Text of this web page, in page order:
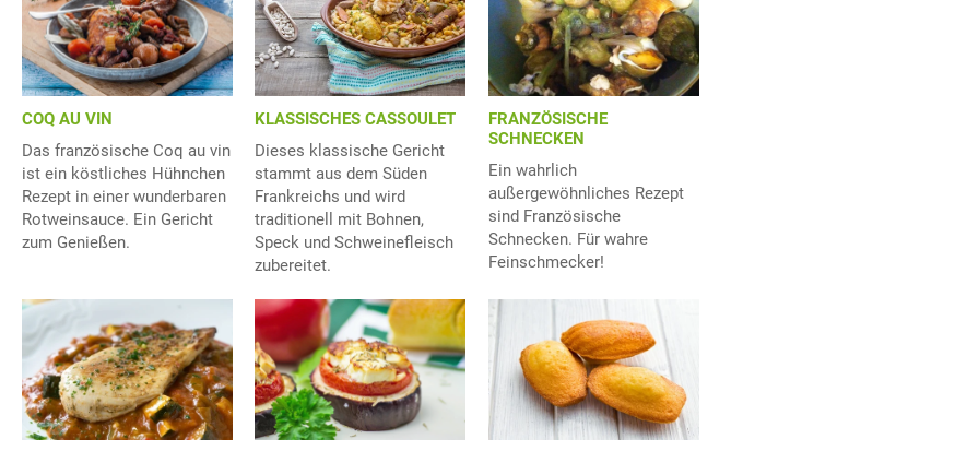
COQ AU VIN
Das französische Coq au vin
ist ein köstliches Hühnchen
Rezept in einer wunderbaren
Rotweinsauce. Ein Gericht
zum Genießen.
KLASSISCHES CASSOULET
Dieses klassische Gericht
stammt aus dem Süden
Frankreichs und wird
traditionell mit Bohnen,
Speck und Schweinefleisch
zubereitet.
FRANZÖSISCHE
SCHNECKEN
Ein wahrlich
außergewöhnliches Rezept
sind Französische
Schnecken. Für wahre
Feinschmecker!